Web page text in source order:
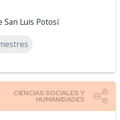
San Luis Potosí